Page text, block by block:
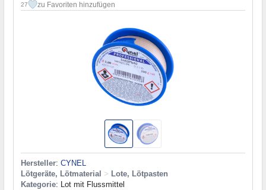
27 zu Favoriten hinzufügen
Hersteller: CYNEL
Lötgeräte, Lötmaterial > Lote, Lötpasten
Kategorie: Lot mit Flussmittel